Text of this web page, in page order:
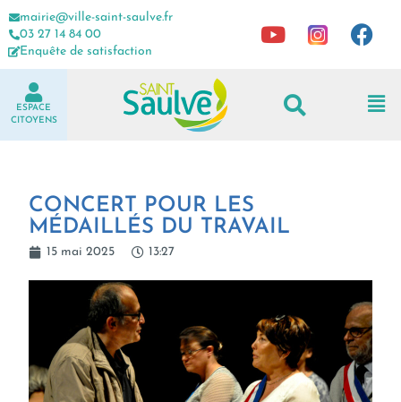
mairie@ville-saint-saulve.fr
03 27 14 84 00
Enquête de satisfaction
ESPACE
CITOYENS
CONCERT POUR LES
MÉDAILLÉS DU TRAVAIL
15 mai 2025 13:27